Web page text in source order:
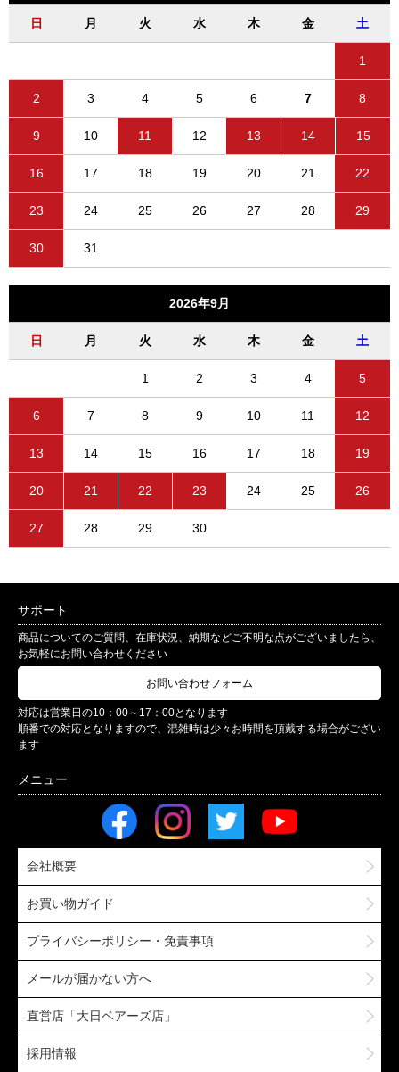
日 月 火 水 木 金 土
1
2 3 4 5 6 7 8
9 10 11 12 13 14 15
16 17 18 19 20 21 22
23 24 25 26 27 28 29
30 31
2026年9月
日 月 火 水 木 金 土
1 2 3 4 5
6 7 8 9 10 11 12
13 14 15 16 17 18 19
20 21 22 23 24 25 26
27 28 29 30
サポート
商品についてのご質問、在庫状況、納期などご不明な点がございましたら、
お気軽にお問い合わせください
お問い合わせフォーム
対応は営業日の10：00～17：00となります
順番での対応となりますので、混雑時は少々お時間を頂戴する場合がござい
ます
会社概要
お買い物ガイド
プライバシーポリシー・免責事項
メールが届かない方へ
直営店「大日ベアーズ店」
採用情報